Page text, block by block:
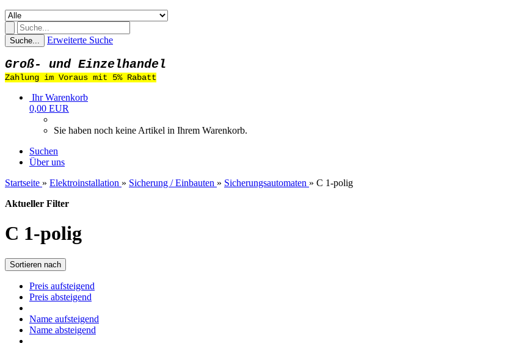
Suche... Erweiterte Suche
Groß- und Einzelhandel
Zahlung im Voraus mit 5% Rabatt
Ihr Warenkorb
0,00 EUR
Sie haben noch keine Artikel in Ihrem Warenkorb.
Suchen
Über uns
Startseite » Elektroinstallation » Sicherung / Einbauten » Sicherungsautomaten » C 1-polig
Aktueller Filter
C 1-polig
Sortieren nach
Preis aufsteigend
Preis absteigend
Name aufsteigend
Name absteigend